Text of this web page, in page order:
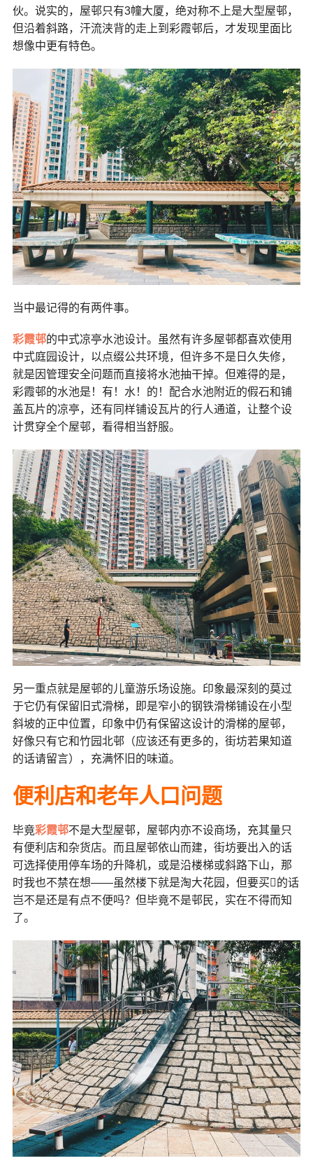
伙。说实的，屋邨只有3幢大厦，绝对称不上是大型屋邨，
但沿着斜路，汗流浃背的走上到彩霞邨后，才发现里面比
想像中更有特色。
当中最记得的有两件事。
彩霞邨的中式凉亭水池设计。虽然有许多屋邨都喜欢使用
中式庭园设计，以点缀公共环境，但许多不是日久失修，
就是因管理安全问题而直接将水池抽干掉。但难得的是，
彩霞邨的水池是！有！水！的！配合水池附近的假石和铺
盖瓦片的凉亭，还有同样铺设瓦片的行人通道，让整个设
计贯穿全个屋邨，看得相当舒服。
另一重点就是屋邨的儿童游乐场设施。印象最深刻的莫过
于它仍有保留旧式滑梯，即是窄小的钢铁滑梯铺设在小型
斜坡的正中位置，印象中仍有保留这设计的滑梯的屋邨，
好像只有它和竹园北邨（应该还有更多的，街坊若果知道
的话请留言），充满怀旧的味道。
便利店和老年人口问题
毕竟彩霞邨不是大型屋邨，屋邨内亦不设商场，充其量只
有便利店和杂货店。而且屋邨依山而建，街坊要出入的话
可选择使用停车场的升降机，或是沿楼梯或斜路下山，那
时我也不禁在想——虽然楼下就是淘大花园，但要买𩠌的话
岂不是还是有点不便吗？但毕竟不是邨民，实在不得而知
了。